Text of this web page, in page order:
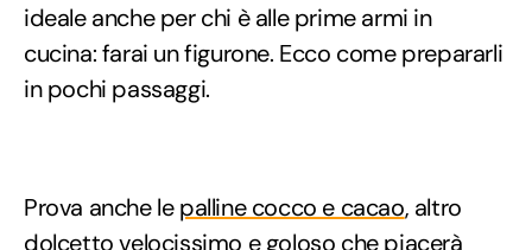
ideale anche per chi è alle prime armi in
cucina: farai un figurone. Ecco come prepararli
in pochi passaggi.
Prova anche lepalline cocco e cacao, altro
dolcetto velocissimo e goloso che piacerà